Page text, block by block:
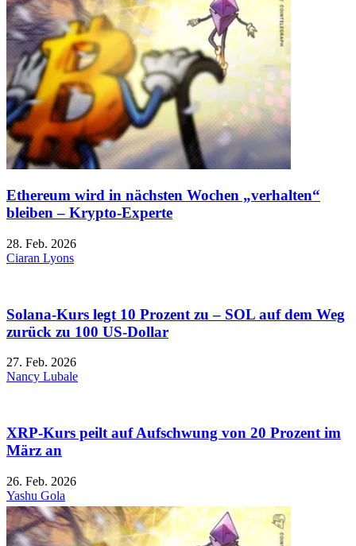
Ethereum wird in nächsten Wochen „verhalten“
bleiben – Krypto-Experte
28. Feb. 2026
Ciaran Lyons
Solana-Kurs legt 10 Prozent zu – SOL auf dem Weg
zurück zu 100 US-Dollar
27. Feb. 2026
Nancy Lubale
XRP-Kurs peilt auf Aufschwung von 20 Prozent im
März an
26. Feb. 2026
Yashu Gola